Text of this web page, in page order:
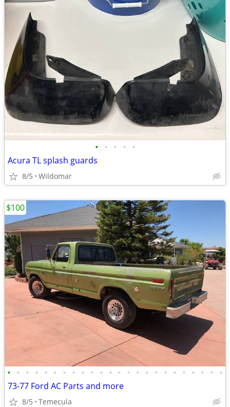
• • • • •
Acura TL splash guards
8/5 Wildomar
• • • • • • • • • • • • • • • • • • • • • • • •
73-77 Ford AC Parts and more
8/5 Temecula
$100